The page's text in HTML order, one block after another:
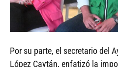
Por su parte, el secretario del
López Caytán, enfatizó la